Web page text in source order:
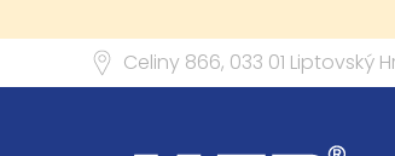
Celiny 866, 033 01 Liptovský